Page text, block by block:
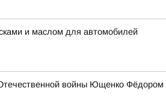
и маслом для автомобилей
войны Ющенко